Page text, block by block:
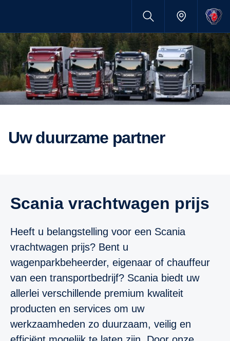
Uw duurzame partner
Scania vrachtwagen prijs
Heeft u belangstelling voor een Scania
vrachtwagen prijs? Bent u
wagenparkbeheerder, eigenaar of chauffeur
van een transportbedrijf? Scania biedt uw
allerlei verschillende premium kwaliteit
producten en services om uw
werkzaamheden zo duurzaam, veilig en